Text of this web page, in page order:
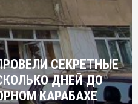
СЕКРЕТНЫЕ
ДНЕЙ ДО
КАРАБАХЕ